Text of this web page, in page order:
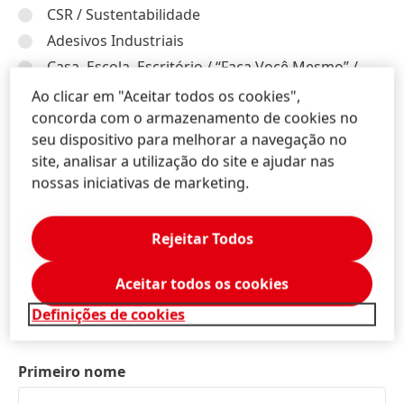
CSR / Sustentabilidade
Adesivos Industriais
Casa, Escola, Escritório / “Faça Você Mesmo” /
Artesãos e Construção Civil
Beauty Care Consumidor
Beauty Care Profissionais
Laundry & Home Care
Texto*
400
Dados pessoais
Primeiro nome
Ao clicar em "Aceitar todos os cookies",
concorda com o armazenamento de cookies no
seu dispositivo para melhorar a navegação no
site, analisar a utilização do site e ajudar nas
nossas iniciativas de marketing.
Definições de cookies
Rejeitar Todos
Aceitar todos os cookies